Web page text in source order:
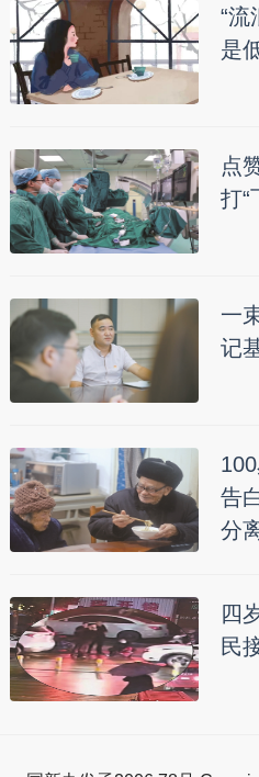
“流
是
点
打“
一
记
告
分
四
民